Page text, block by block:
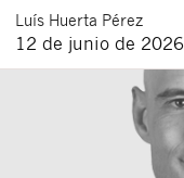
Luís Huerta Pérez
12 de junio de 2026